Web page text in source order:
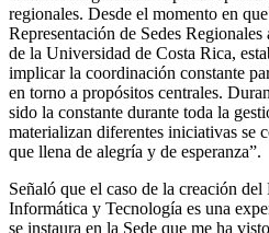
regionales. Desde el momento en
Representación de Sedes
de la Universidad de Costa Rica,
implicar la coordinación constante
en torno a propósitos centrales.
sido la constante durante toda la
materializan diferentes iniciativas se
que llena de alegría y de esperanza”.
Señaló que el caso de la creación
Informática y Tecnología es una
se instaura en la Sede que me ha